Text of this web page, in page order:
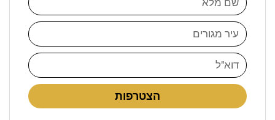
הצטרפות